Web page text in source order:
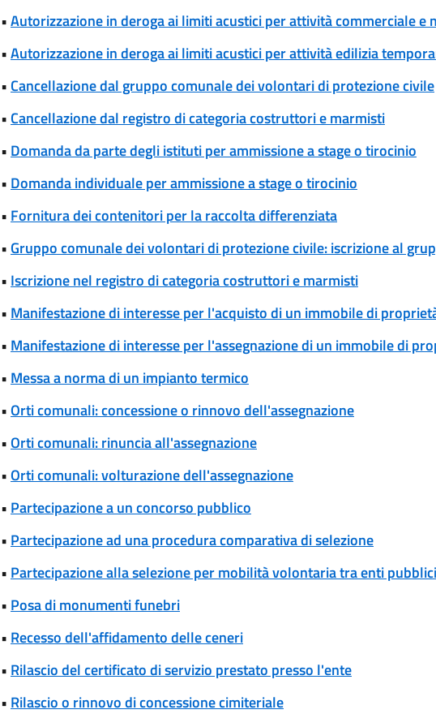
•Autorizzazione in deroga ai limiti acustici per attività commerciale e
•Autorizzazione in deroga ai limiti acustici per attività edilizia
• Cancellazione dal gruppo comunale dei volontari di protezione civile
• Cancellazione dal registro di categoria costruttori e marmisti
• Domanda da parte degli istituti per ammissione a stage o tirocinio
• Domanda individuale per ammissione a stage o tirocinio
• Fornitura dei contenitori per la raccolta differenziata
• Gruppo comunale dei volontari di protezione civile: iscrizione al
• Iscrizione nel registro di categoria costruttori e marmisti
• Manifestazione di interesse per l'acquisto di un immobile di
• Manifestazione di interesse per l'assegnazione di un immobile di
• Messa a norma di un impianto termico
•Orti comunali: concessione o rinnovo dell'assegnazione
•Orti comunali: rinuncia all'assegnazione
•Orti comunali: volturazione dell'assegnazione
• Partecipazione a un concorso pubblico
• Partecipazione ad una procedura comparativa di selezione
• Partecipazione alla selezione per mobilità volontaria tra enti pubblici
• Posa di monumenti funebri
• Recesso dell'affidamento delle ceneri
• Rilascio del certificato di servizio prestato presso l'ente
• Rilascio o rinnovo di concessione cimiteriale